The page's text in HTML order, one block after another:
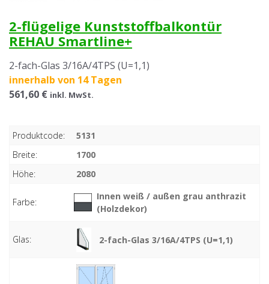
2-flügelige Kunststoffbalkontür
REHAU Smartline+
2-fach-Glas 3/16A/4TPS (U=1,1)
innerhalb von 14 Tagen
561,60 € inkl. MwSt.
Produktcode:
5131
Breite:
1700
Höhe:
2080
Farbe:
Innen weiß / außen grau anthrazit
(Holzdekor)
Glas: 2-fach-Glas 3/16A/4TPS (U=1,1)